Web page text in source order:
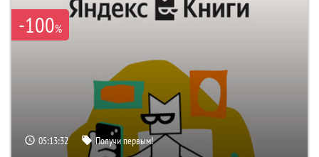
-100%
05:13:30 Получи первым!